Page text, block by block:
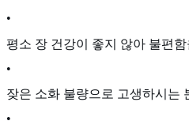
•
평소 장 건강이 좋지 않아 불편
•
잦은 소화 불량으로 고생하시는
•